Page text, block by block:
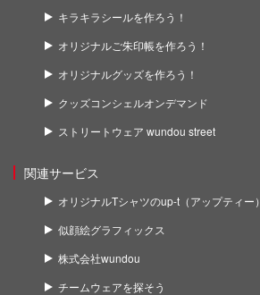
キラキラシールを作ろう！
オリジナルご朱印帳を作ろう！
オリジナルグッズを作ろう！
クッズコンシェルオンデマンド
ストリートウェア wundou street
関連サービス
オリジナルTシャツのup-t（アップティー）
似顔絵グラフィックス
株式会社wundou
チームウェアを探そう